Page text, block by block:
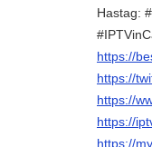
Hastag:
https://
https://
https://
https://
https://